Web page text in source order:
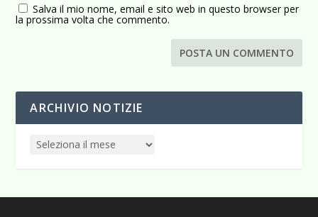
Salva il mio nome, email e sito web in questo browser per
la prossima volta che commento.
ARCHIVIO NOTIZIE